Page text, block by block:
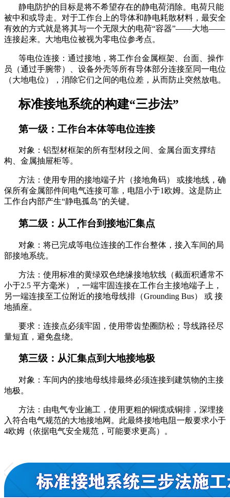
静电防护的目标是将不希望存在的静电荷消除。电荷只能
被中和或导走。对于工作台上的导体和静电耗散材料，最安全
有效的方式就是将其与一个无限大的电荷“容器”——大地——
连接起来。大地电位被视为零电位参考点。
等电位连接：通过接地，将工作台金属框架、台面、操作
员（通过手腕带）、设备外壳等所有导体部分连接至同一电位
（大地电位），消除它们之间的电位差，从而防止突然放电。
标准接地系统的构建“三步法”
第一级：工作台本体等电位连接
对象：铝型材框架的所有型材段之间、金属台面支撑结
构、金属抽屉柜等。
方法：使用专用的接地端子片（接地角码）
或接地线，确
保所有金属部件间电气连接可靠，电阻小于1欧姆。这是防止
工作台内部产生“静电孤岛”的关键。
第二级：从工作台到接地汇集点
对象：将已完成等电位连接的工作台整体，接入车间的局
部接地系统。
方法：使用标准的黄绿双色绝缘接地软线（截面积通常不
小于2.5 平方毫米），一端牢固连接在工作台主接地端子上，
另一端连接至工位附近的接地母线排（Grounding Bus） 或 接
地插座。
要求：连接点必须牢固，使用带齿垫圈防松；导线路径尽
量短直，避免盘绕。
第三级：从汇集点到大地接地极
对象：车间内的接地母线排最终必须连接到建筑物的主接
地极。
方法：由电气专业施工，使用更粗的铜缆或铜排，深埋接
入符合电气规范的大地接地网。此最终接地电阻一般要求小于
4欧姆（依据电气安全规范，可能要求更高）。